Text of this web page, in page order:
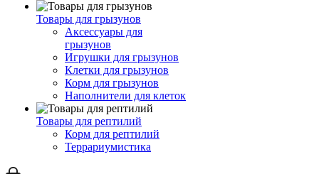
Товары для грызунов
Аксессуары для
грызунов
Игрушки для грызунов
Клетки для грызунов
Корм для грызунов
Наполнители для клеток
Товары для рептилий
Корм для рептилий
Террариумистика